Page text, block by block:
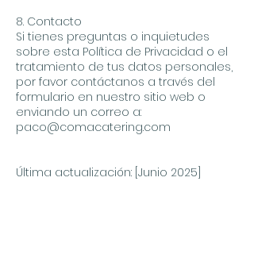
8. Contacto
Si tienes preguntas o inquietudes
sobre esta Política de Privacidad o el
tratamiento de tus datos personales,
por favor contáctanos a través del
formulario en nuestro sitio web o
enviando un correo a:
paco@comacatering.com
Última actualización: [Junio 2025]